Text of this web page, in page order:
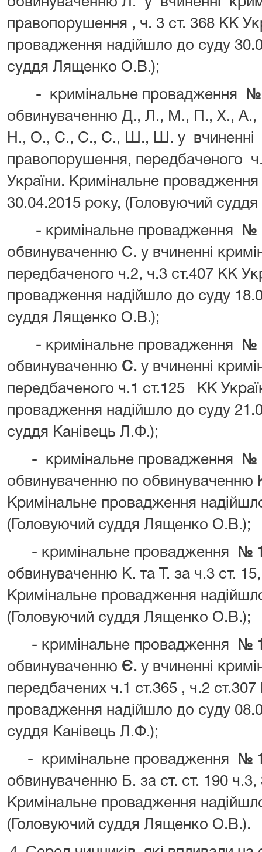
правопорушення , ч. 3 ст. 368 КК
провадження надійшло до суду
суддя Лященко О.В.);
-
кримінальне провадження
№
обвинуваченню Д., Л., М., П., Х., А.,
Н., О., С., С., С., Ш., Ш. у
вчиненні
правопорушення, передбаченого
України. Кримінальне
30.04.2015 року, (Головуючий
- кримінальне провадження
№
обвинуваченню С. у вчиненні
передбаченого ч.2, ч.3 ст.407 КК
провадження надійшло до суду
суддя Лященко О.В.);
- кримінальне провадження
№
обвинуваченню С. у вчиненні
передбаченого ч.1 ст.125
КК
провадження надійшло до суду
суддя Канівець Л.Ф.);
-
кримінальне провадження
№
обвинуваченню по обвинуваченню
Кримінальне провадження
(Головуючий суддя Лященко О.В.);
- кримінальне провадження
№
обвинуваченню К. та Т. за ч.3 ст.
Кримінальне провадження
(Головуючий суддя Лященко О.В.);
- кримінальне провадження
№
обвинуваченню Є. у вчиненні
передбачених ч.1 ст.365 , ч.2 ст.307
провадження надійшло до суду
суддя Канівець Л.Ф.);
-
кримінальне провадження
№
обвинуваченню Б. за ст. ст. 190
Кримінальне провадження
(Головуючий суддя Лященко О.В.).